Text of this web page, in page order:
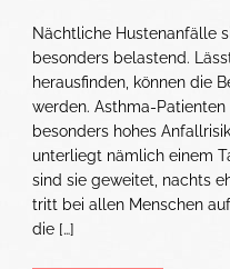
Nächtliche Hustenanfälle
besonders belastend.
herausfinden, können die
werden. Asthma-
besonders hohes
unterliegt nämlich einem
sind sie geweitet, nachts
tritt bei allen Menschen
die […]